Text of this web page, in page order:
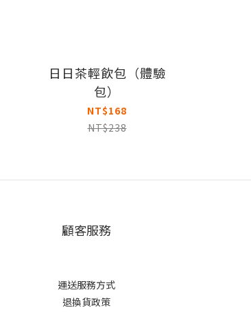
日日茶輕飲包（體驗
包）
NT$168
NT$238
顧客服務
運送服務方式
退換貨政策